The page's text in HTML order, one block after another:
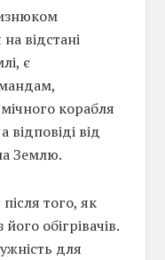
відстані
є
корабля
від
Землю.
того, як
обігрівачів.
для